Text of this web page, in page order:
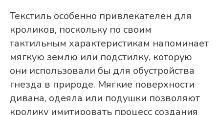
Текстиль особенно привлекателен для
кроликов, поскольку по своим
тактильным характеристикам напоминает
мягкую землю или подстилку, которую
они использовали бы для обустройства
гнезда в природе. Мягкие поверхности
дивана, одеяла или подушки позволяют
кролику имитировать процесс создания